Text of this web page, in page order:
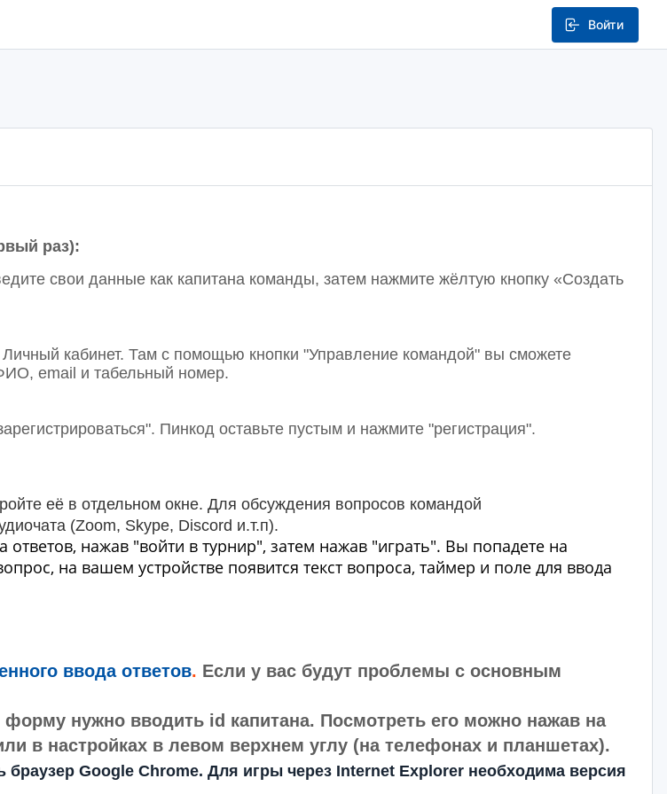
Войти
раз):
свои данные как капитана команды, затем нажмите жёлтую кнопку «Создать
кабинет. Там с помощью кнопки "Управление командой" вы сможете
email и табельный номер.
Пинкод оставьте пустым и нажмите "регистрация".
её в отдельном окне. Для обсуждения вопросов командой
(Zoom, Skype, Discord и.т.п).
нажав "войти в турнир", затем нажав "играть". Вы попадете на
на вашем устройстве появится текст вопроса, таймер и поле для ввода
ввода ответов. Если у вас будут проблемы с основным
нужно вводить id капитана. Посмотреть его можно нажав на
в настройках в левом верхнем углу (на телефонах и планшетах).
Google Chrome. Для игры через Internet Explorer необходима версия